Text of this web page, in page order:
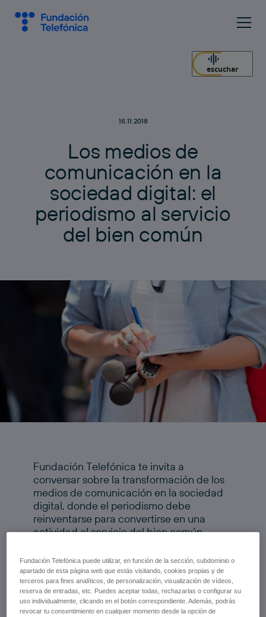
escuchar
16.11.2018
Los medios de
comunicación en la
sociedad digital: el
periodismo al servicio
del bien común
Fundación Telefónica te invita a
conversar sobre la transformación de los
medios de comunicación en la sociedad
digital, donde el periodismo debe
reinventarse para convertirse en una
actividad al servicio del bien común.
Fundación Telefónica puede utilizar, en función de la sección, subdominio o
apartado de esta página web que estás visitando, cookies propias y de
terceros para fines analíticos, de personalización, visualización de vídeos,
reserva de entradas, etc. Puedes aceptar todas, rechazarlas o configurar su
uso individualmente, clicando en el botón correspondiente. Además, podrás
revocar tu consentimiento en cualquier momento desde la opción de